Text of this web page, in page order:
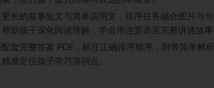
更长的叙事短文与简单说明文，排序任务融合图片与
助孩子深化阅读理解，学会用连贯语言完整讲述故
配套完整答案 PDF，标注正确排序顺序，附带简单解
准定位孩子学习薄弱点。